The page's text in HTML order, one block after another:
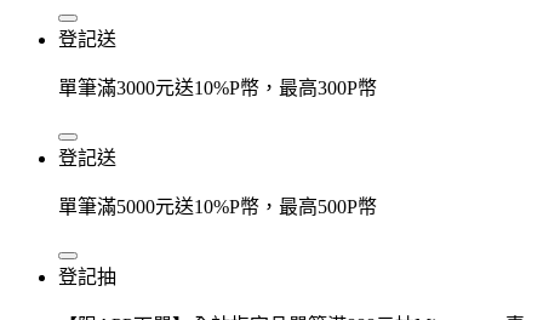
登記送
單筆滿3000元送10%P幣，最高300P幣
登記送
單筆滿5000元送10%P幣，最高500P幣
登記抽